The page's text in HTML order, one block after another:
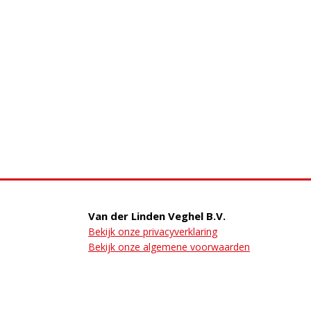
Van der Linden Veghel B.V.
Bekijk onze privacyverklaring
Bekijk onze algemene voorwaarden